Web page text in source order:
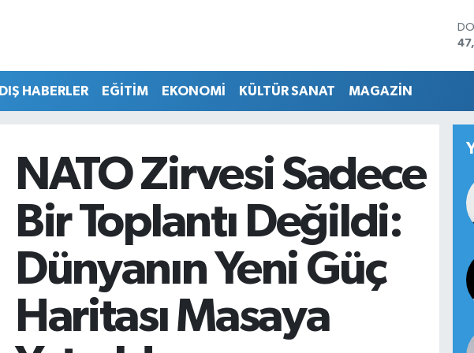
DIŞ HABERLER EĞİTİM EKONOMİ KÜLTÜR SANAT MAGAZİN
NATO Zirvesi Sadece
Bir Toplantı Değildi:
Dünyanın Yeni Güç
Haritası Masaya